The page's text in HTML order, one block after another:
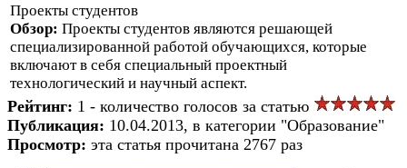
Проекты студентов
Обзор: Проекты студентов являются решающей
специализированной работой обучающихся, которые
включают в себя специальный проектный
технологический и научный аспект.
Рейтинг: 1 - количество голосов за статью
Публикация: 10.04.2013, в категории "Образование"
Просмотр: эта статья прочитана 2767 раз